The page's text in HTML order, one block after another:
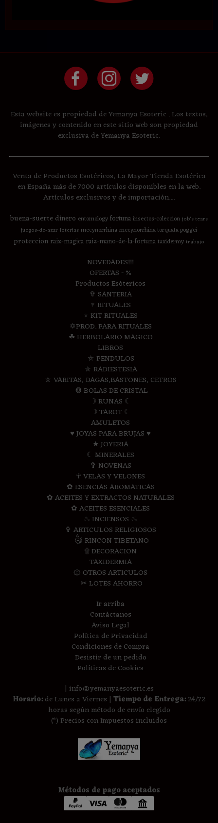
Esta website es propiedad de Yemanya Esoteric . Los textos,
imágenes y contenido en este sitio web son propiedad
exclusiva de Yemanya Esoteric.
Venta de Productos Esotéricos, La Mayor Tienda Esotérica
en España más de 7000 artículos disponibles en la web.
Artículos exclusivos y de importación....
buena-suertedinero entomologyfortunainsectos-coleccion job's tears
juegos-de-azar loterias mecynorrhinamecynorrhina torquata poggei
proteccion raiz-magica raiz-mano-de-la-fortunataxidermy trabajo
NOVEDADES!!!
OFERTAS - %
Productos Esótericos
✞ SANTERIA
♆ RITUALES
♆ KIT RITUALES
✡PROD. PARA RITUALES
☘ HERBOLARIO MAGICO
LIBROS
⛤ PENDULOS
⛤ RADIESTESIA
⛤ VARITAS, DAGAS,BASTONES, CETROS
❂ BOLAS DE CRISTAL
☽ RUNAS ☾
☽ TAROT ☾
AMULETOS
♥ JOYAS PARA BRUJAS ♥
★ JOYERIA
☾ MINERALES
✞ NOVENAS
☥ VELAS Y VELONES
✿ ESENCIAS AROMATICAS
✿ ACEITES Y EXTRACTOS NATURALES
✿ ACEITES ESENCIALES
♨ INCIENSOS ♨
✞ ARTICULOS RELIGIOSOS
༃ RINCON TIBETANO
۩ DECORACION
TAXIDERMIA
۞ OTROS ARTICULOS
✂ LOTES AHORRO
Ir arriba
Contáctanos
Aviso Legal
Política de Privacidad
Condiciones de Compra
Desistir de un pedido
Políticas de Cookies
| info@yemanyaesoteric.es
Horario:de Lunes a Viernes | Tiempo de Entrega:24/72
horas según método de envío elegido
(*) Precios con Impuestos incluidos
Métodos de pago aceptados